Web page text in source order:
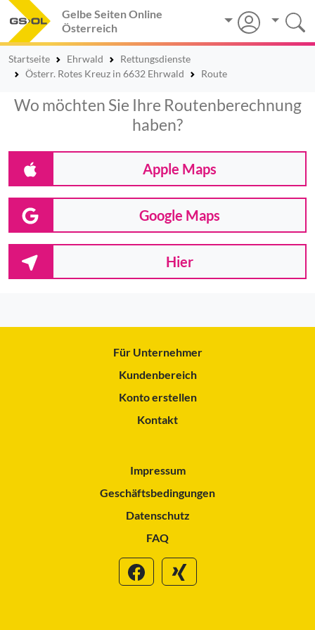
Gelbe Seiten Online
Österreich
Startseite Ehrwald
Rettungsdienste
Österr. Rotes Kreuz in 6632 Ehrwald
Route
Wo möchten Sie Ihre Routenberechnung
haben?
Apple Maps
Google Maps
Hier
Für Unternehmer
Kundenbereich
Konto erstellen
Kontakt
Impressum
Geschäftsbedingungen
Datenschutz
FAQ